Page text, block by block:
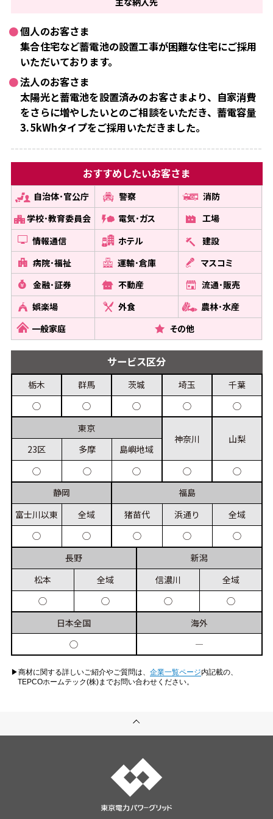
個人のお客さま
集合住宅など蓄電池の設置工事が困難な住宅にご採用
いただいております。
法人のお客さま
太陽光と蓄電池を設置済みのお客さまより、自家消費
をさらに増やしたいとのご相談をいただき、蓄電容量
3.5kWhタイプをご採用いただきました。
おすすめしたいお客さま
自治体･官公庁 警察
消防
学校･教育委員会
電気･ガス
工場
情報通信
ホテル
建設
病院･福祉
運輸･倉庫
マスコミ
金融･証券
不動産
流通･販売
娯楽場
外食
農林･水産
一般家庭
その他
サービス区分
栃木
◯
群馬
◯
茨城
◯
埼玉
◯
千葉
◯
東京
23区
◯
多摩
◯
島嶼地域
◯
神奈川
◯
山梨
◯
静岡
富士川以東
◯
全域
◯
福島
猪苗代
◯
浜通り
◯
全域
◯
長野
松本
◯
全域
◯
新潟
信濃川
◯
全域
◯
日本全国
◯
海外
―
▶︎商材に関する詳しいご紹介やご質問は、 企業一覧ページ内記載の、
TEPCOホームテック(株)までお問い合わせください。